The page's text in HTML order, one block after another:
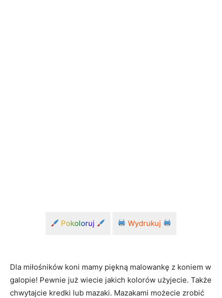
Pokoloruj Wydrukuj
Dla miłośników koni mamy piękną malowankę z koniem w
galopie! Pewnie już wiecie jakich kolorów użyjecie. Także
chwytajcie kredki lub mazaki. Mazakami możecie zrobić